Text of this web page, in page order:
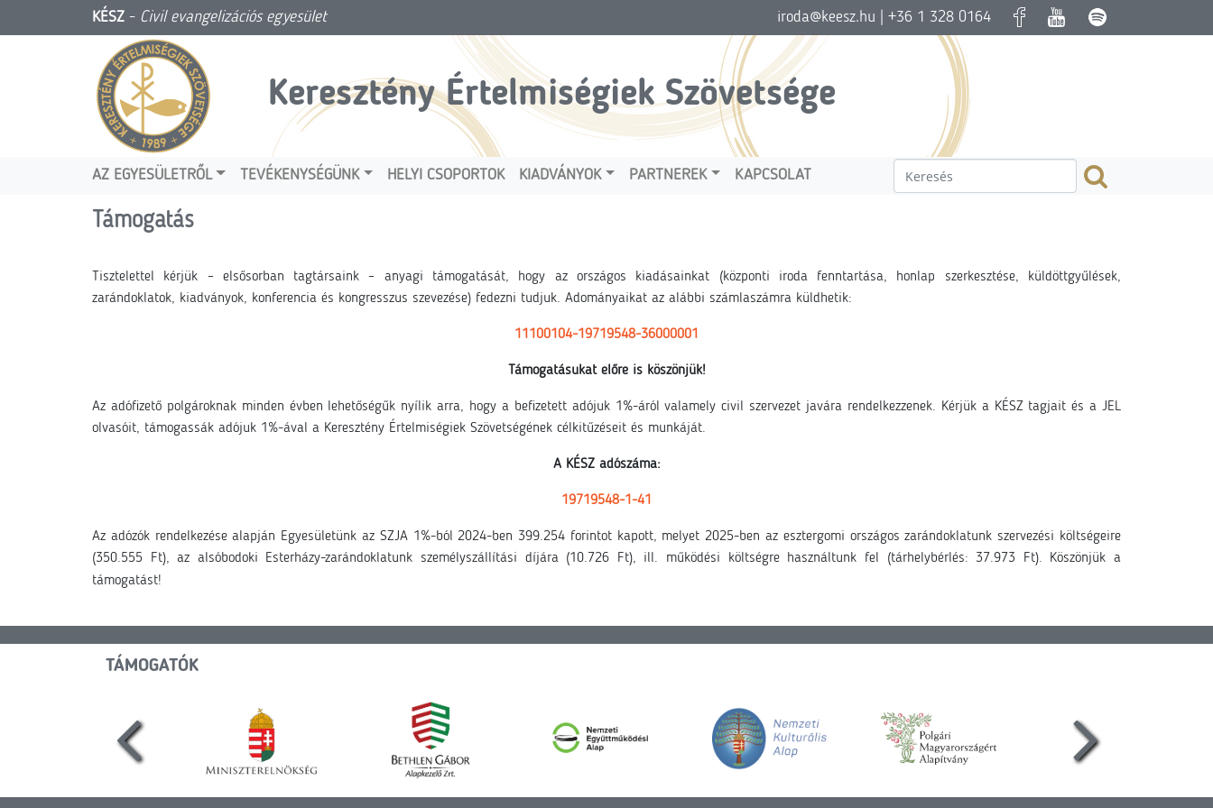
KÉSZ - Civil evangelizációs egyesület iroda@keesz.hu | +36 1 328 0164
Keresztény Értelmiségiek Szövetsége
AZ EGYESÜLETRŐL TEVÉKENYSÉGÜNK HELYI CSOPORTOK KIADVÁNYOK PARTNEREK KAPCSOLAT
Támogatás
Tisztelettel kérjük – elsősorban tagtársaink – anyagi támogatását, hogy az országos kiadásainkat (központi iroda fenntartása, honlap szerkesztése, küldöttgyűlések,
zarándoklatok, kiadványok, konferencia és kongresszus szevezése) fedezni tudjuk. Adományaikat az alábbi számlaszámra küldhetik:
11100104-19719548-36000001
Támogatásukat előre is köszönjük!
Az adófizető polgároknak minden évben lehetőségűk nyílik arra, hogy a befizetett adójuk 1%-áról valamely civil szervezet javára rendelkezzenek. Kérjük a KÉSZ tagjait és a JEL
olvasóit, támogassák adójuk 1%-ával a Keresztény Értelmiségiek Szövetségének célkitűzéseit és munkáját.
A KÉSZ adószáma:
19719548-1-41
Az adózók rendelkezése alapján Egyesületünk az SZJA 1%-ból 2024-ben 399.254 forintot kapott, melyet 2025-ben az esztergomi országos zarándoklatunk szervezési költségeire
(350.555 Ft), az alsóbodoki Esterházy-zarándoklatunk személyszállítási díjára (10.726 Ft), ill. működési költségre használtunk fel (tárhelybérlés: 37.973 Ft).
Köszönjük a
támogatást!
TÁMOGATÓK